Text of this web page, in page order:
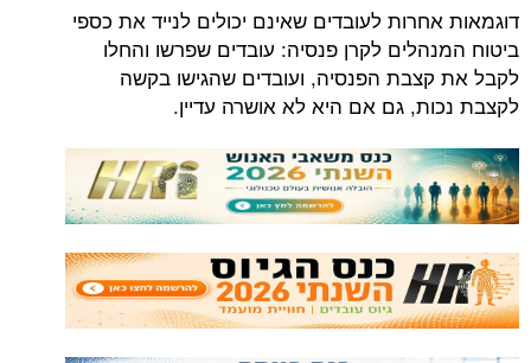
דוגמאות אחרות לעובדים שאינם יכולים לנייד את כספי
ביטוח המנהלים לקרן פנסיה: עובדים שפרשו והחלו
לקבל את קצבת הפנסיה, ועובדים שהגישו בקשה
לקצבת נכות, גם אם היא לא אושרה עדיין.